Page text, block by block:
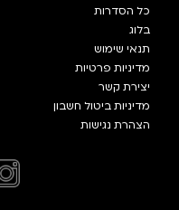
כל הסדרות
בלוג
תנאי שימוש
מדיניות פרטיות
יצירת קשר
מדיניות ביטול חשבון
הצהרת נגישות